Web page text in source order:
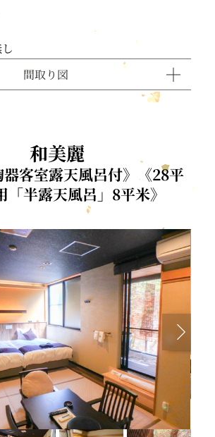
間取り図
和美麗
客室露天風呂付》《28平
「半露天風呂」8平米》